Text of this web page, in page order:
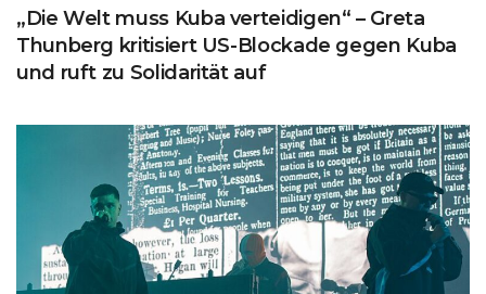
„Die Welt muss Kuba verteidigen“ – Greta
Thunberg kritisiert US-Blockade gegen Kuba
und ruft zu Solidarität auf